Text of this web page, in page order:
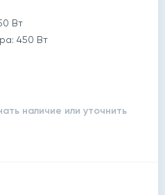
Вт
450 Вт
наличие или уточнить